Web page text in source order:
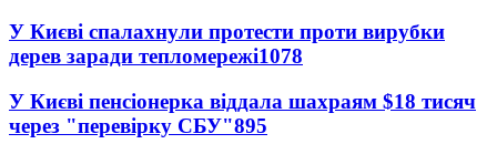
У Києві спалахнули протести проти вирубки
дерев заради тепломережі1078
У Києві пенсіонерка віддала шахраям $18 тисяч
через "перевірку СБУ"895